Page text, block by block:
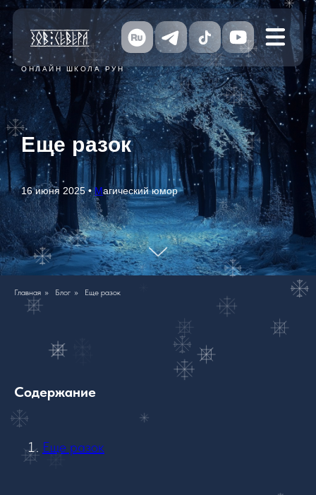
ОНЛАЙН ШКОЛА РУН
Еще разок
16 июня 2025 •Магический юмор
Главная » Блог » Еще разок
Содержание
Еще разок